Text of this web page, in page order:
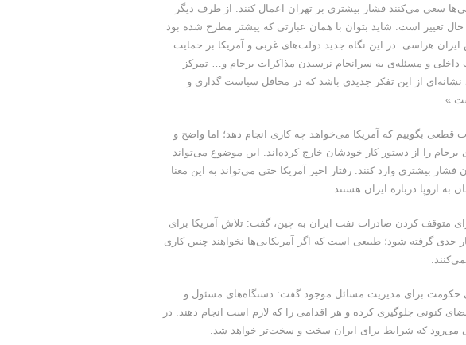
سعی می‌کنند فشار بیشتری بر تهران اعمال کنند. از طرف دیگر
تغییر است. شاید بتوان با همان عبارتی که پیشتر مطرح شده بود
هراسی. در این نگاه جدید دولت‌های غربی و آمریکا بر حمایت
داخلی و مسئله‌ی به سرانجام نرسیدن مذاکرات برجام و… تمرکز
نشانه‌ای از این تفکر جدیدی باشد که در محافل سیاست گذاری و
قطعی بگوییم که آمریکا می‌خواهد چه کاری انجام دهد؛ اما واضح و
را از دستور کار خودشان خارج کرده‌اند. این موضوع می‌تواند
فشار بیشتری وارد کنند. رفتار اخیر آمریکا حتی می‌تواند به این معنا
اروپا درباره ایران هستند.
برای متوقف کردن صادرات نفت ایران به چین، گفت: تلاش آمریکا برای
جدی گرفته شود؛ طبیعی است که اگر آمریکایی‌ها نخواهند چنین کاری
حکومت برای مدیریت مسائل موجود گفت: دستگاه‌های مسئول و
کنونی جلوگیری کرده و هر اقدامی را که لازم است انجام دهند. در
می‌رود که شرایط برای ایران سخت و سخت‌تر خواهد شد.